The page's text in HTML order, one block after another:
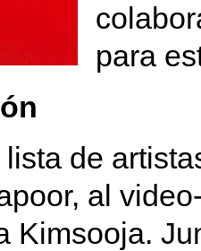
para
de
al
Kimsooja.